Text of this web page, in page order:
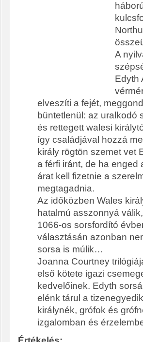
A
Edyth
elveszíti a fejét,
büntetlenül: az uralkodó
és rettegett walesi
így családjával hozzá
király rögtön szemet vet
a férfi iránt, de ha
árat kell fizetnie a
megtagadnia.
Az időközben Wales
hatalmú asszonnyá
1066-os sorsfordító
választásán azonban
sorsa is múlik…
Joanna Courtney
első kötete igazi
kedvelőinek. Edyth
elénk tárul a
királynék, grófok és
izgalomban és